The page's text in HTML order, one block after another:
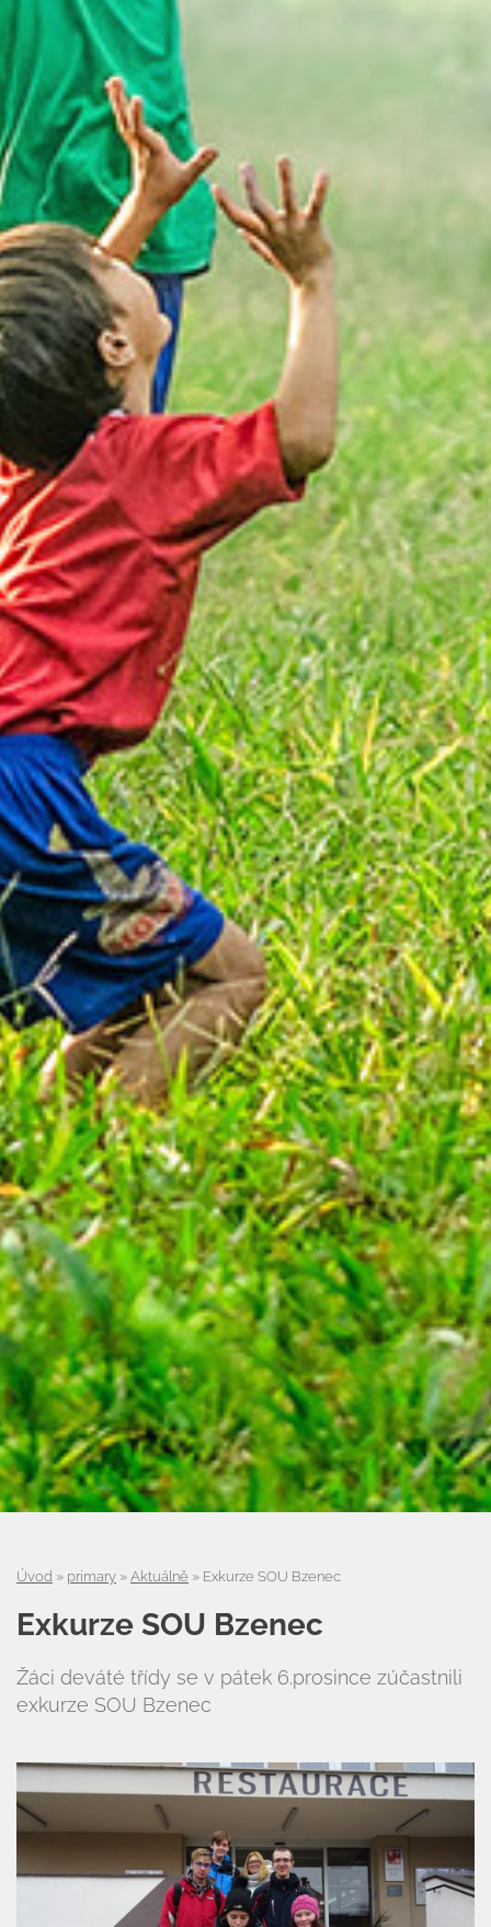
Úvod » primary » Aktuálně » Exkurze SOU Bzenec
Exkurze SOU Bzenec
Žáci deváté třídy se v pátek 6.prosince zúčastnili
exkurze SOU Bzenec